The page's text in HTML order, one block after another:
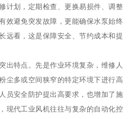
计划，定期检查、更换易损件、调整
效避免突发故障，更能确保水泵始终
远看，这是保障安全、节约成本和提
出特点。先是作业环境复杂，维修人
尘多或空间狭窄的特定环境下进行高
员安全防护提出高要求，也增加了施
现代工业风机往往与复杂的自动化控